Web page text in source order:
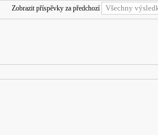
Zobrazit příspěvky za předchozí